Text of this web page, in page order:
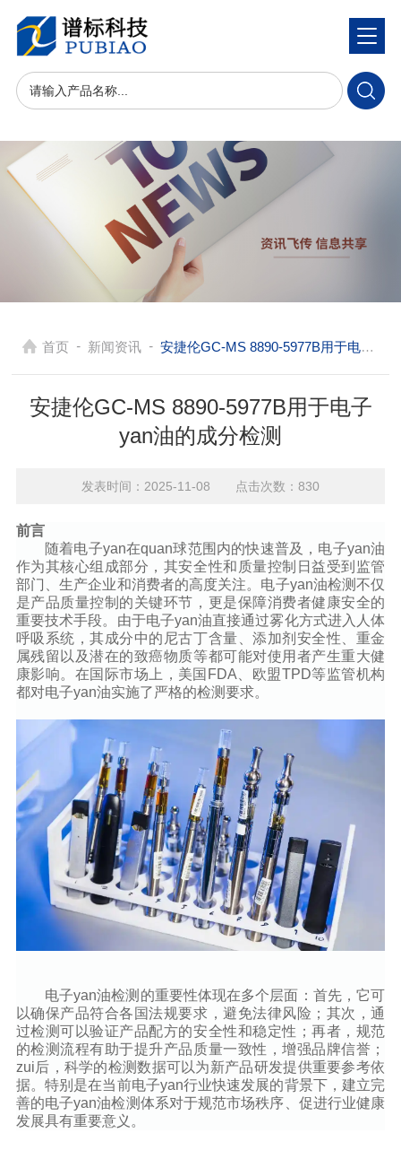
首页 - 新闻资讯 - 安捷伦GC-MS 8890-5977B用于电子yan油的成分检测
安捷伦GC-MS 8890-5977B用于电子
yan油的成分检测
发表时间：2025-11-08 点击次数：830
前言
随着电子yan在quan球范围内的快速普及，电子yan油
作为其核心组成部分，其安全性和质量控制日益受到监管
部门、生产企业和消费者的高度关注。电子yan油检测不仅
是产品质量控制的关键环节，更是保障消费者健康安全的
重要技术手段。由于电子yan油直接通过雾化方式进入人体
呼吸系统，其成分中的尼古丁含量、添加剂安全性、重金
属残留以及潜在的致癌物质等都可能对使用者产生重大健
康影响。在国际市场上，美国FDA、欧盟TPD等监管机构
都对电子yan油实施了严格的检测要求。
电子yan油检测的重要性体现在多个层面：首先，它可
以确保产品符合各国法规要求，避免法律风险；其次，通
过检测可以验证产品配方的安全性和稳定性；再者，规范
的检测流程有助于提升产品质量一致性，增强品牌信誉；
zui后，科学的检测数据可以为新产品研发提供重要参考依
据。特别是在当前电子yan行业快速发展的背景下，建立完
善的电子yan油检测体系对于规范市场秩序、促进行业健康
发展具有重要意义。